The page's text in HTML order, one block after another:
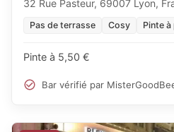
32 Rue Pasteur, 69007 Lyon,
Pas de terrasse Cosy Pinte
Pinte à 5,50 €
Bar vérifié par